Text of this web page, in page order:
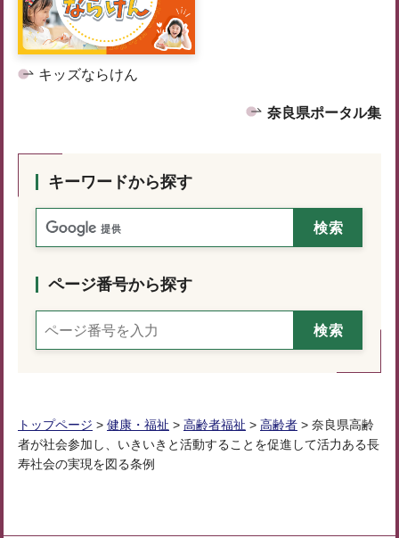
キッズならけん
奈良県ポータル集
キーワードから探す
ページ番号から探す
トップページ > 健康・福祉 > 高齢者福祉 > 高齢者 > 奈良県高齢
者が社会参加し、いきいきと活動することを促進して活力ある長
寿社会の実現を図る条例